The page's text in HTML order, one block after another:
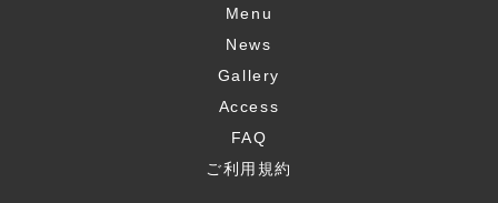
Menu
News
Gallery
Access
FAQ
ご利用規約